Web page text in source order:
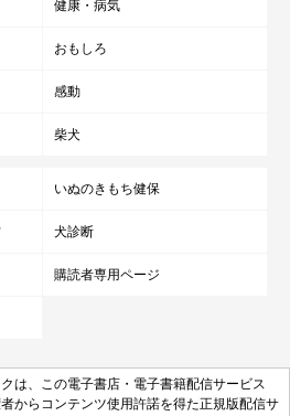
健康・病気
おもしろ
感動
柴犬
いぬのきもち健保
犬診断
購読者専用ページ
は、この電子書店・電子書籍配信サービス
からコンテンツ使用許諾を得た正規版配信サ